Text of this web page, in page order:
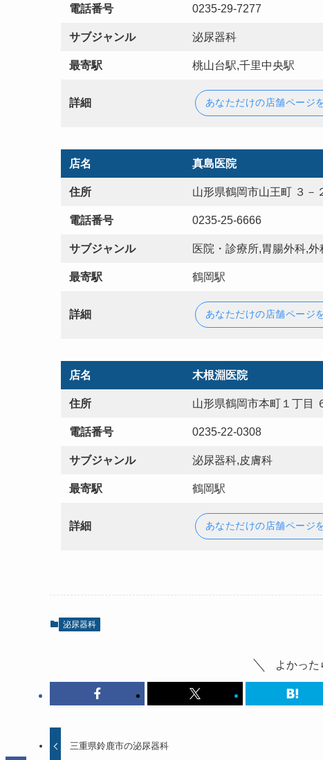
電話番号 0235-29-7277
サブジャンル 泌尿器科
最寄駅 桃山台駅,千里中央駅
詳細 あなただけの店舗ページ
店名 真島医院
住所 山形県鶴岡市山王町 ３－
電話番号 0235-25-6666
サブジャンル 医院・診療所,胃腸外科,
最寄駅 鶴岡駅
詳細 あなただけの店舗ページ
店名 木根淵医院
住所 山形県鶴岡市本町１丁目
電話番号 0235-22-0308
サブジャンル 泌尿器科,皮膚科
最寄駅 鶴岡駅
詳細 あなただけの店舗ページ
泌尿器科
よかった
三重県鈴鹿市の泌尿器科